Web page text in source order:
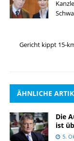
Gericht kippt 15-
ÄHNLICHE
Die
ist
5.